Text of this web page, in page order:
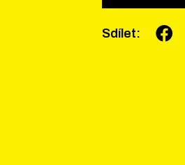
Sdílet: